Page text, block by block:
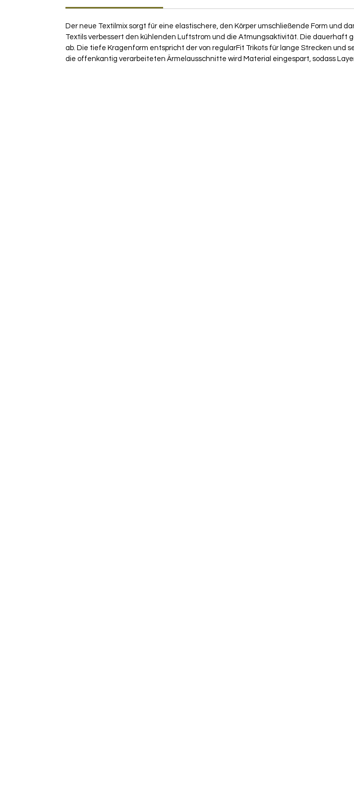
Der neue Textilmix sorgt für eine elastischere, den Körper umschließende Form und
Textils verbessert den kühlenden Luftstrom und die Atmungsaktivität. Die
ab. Die tiefe Kragenform entspricht der von regularFit Trikots für lange Strecken und
die offenkantig verarbeiteten Ärmelausschnitte wird Material eingespart, sodass